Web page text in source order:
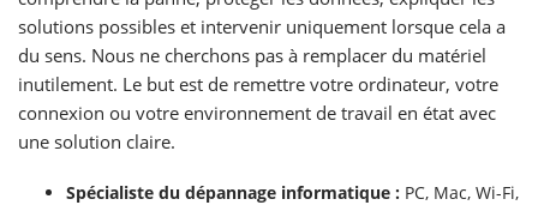
solutions possibles et intervenir uniquement lorsque cela a
du sens. Nous ne cherchons pas à remplacer du matériel
inutilement. Le but est de remettre votre ordinateur, votre
connexion ou votre environnement de travail en état avec
une solution claire.
Spécialiste du dépannage informatique : PC, Mac, Wi-Fi,